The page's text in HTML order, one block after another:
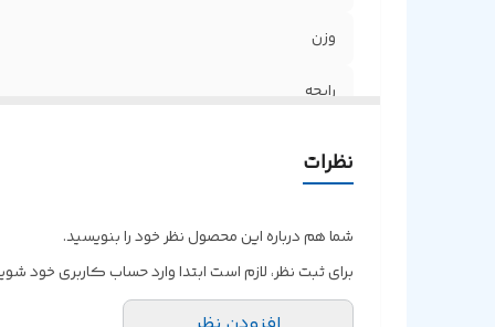
وزن
رایحه
نظرات
شما هم درباره این محصول نظر خود را بنویسید.
برای ثبت نظر، لازم است ابتدا وارد حساب کاربری خود